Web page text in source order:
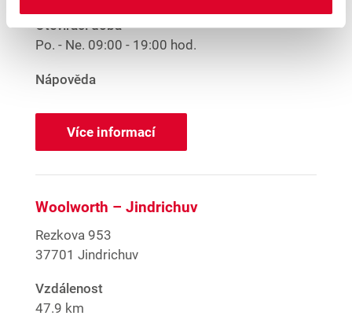
Otevírací doba
Po. - Ne. 09:00 - 19:00 hod.
Nápověda
Více informací
Woolworth – Jindrichuv
Rezkova 953
37701 Jindrichuv
Vzdálenost
47.9 km